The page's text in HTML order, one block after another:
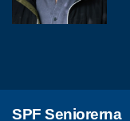
SPF Seniorerna